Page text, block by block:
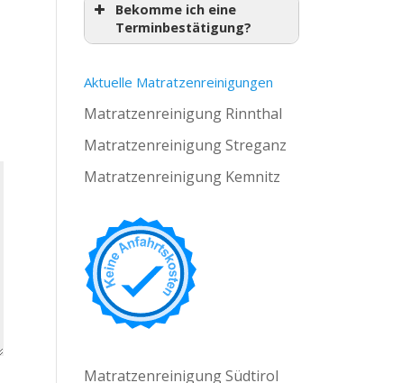
Bekomme ich eine
Terminbestätigung?
Aktuelle Matratzenreinigungen
Matratzenreinigung Rinnthal
Matratzenreinigung Streganz
Matratzenreinigung Kemnitz
Matratzenreinigung Südtirol